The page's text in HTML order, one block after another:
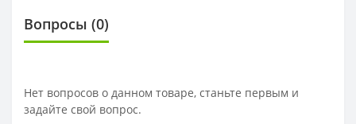
Вопросы (0)
Нет вопросов о данном товаре, станьте первым и
задайте свой вопрос.